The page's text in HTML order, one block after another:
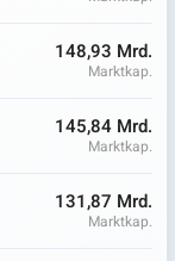
148,93 Mrd.
Marktkap.
145,84 Mrd.
Marktkap.
131,87 Mrd.
Marktkap.